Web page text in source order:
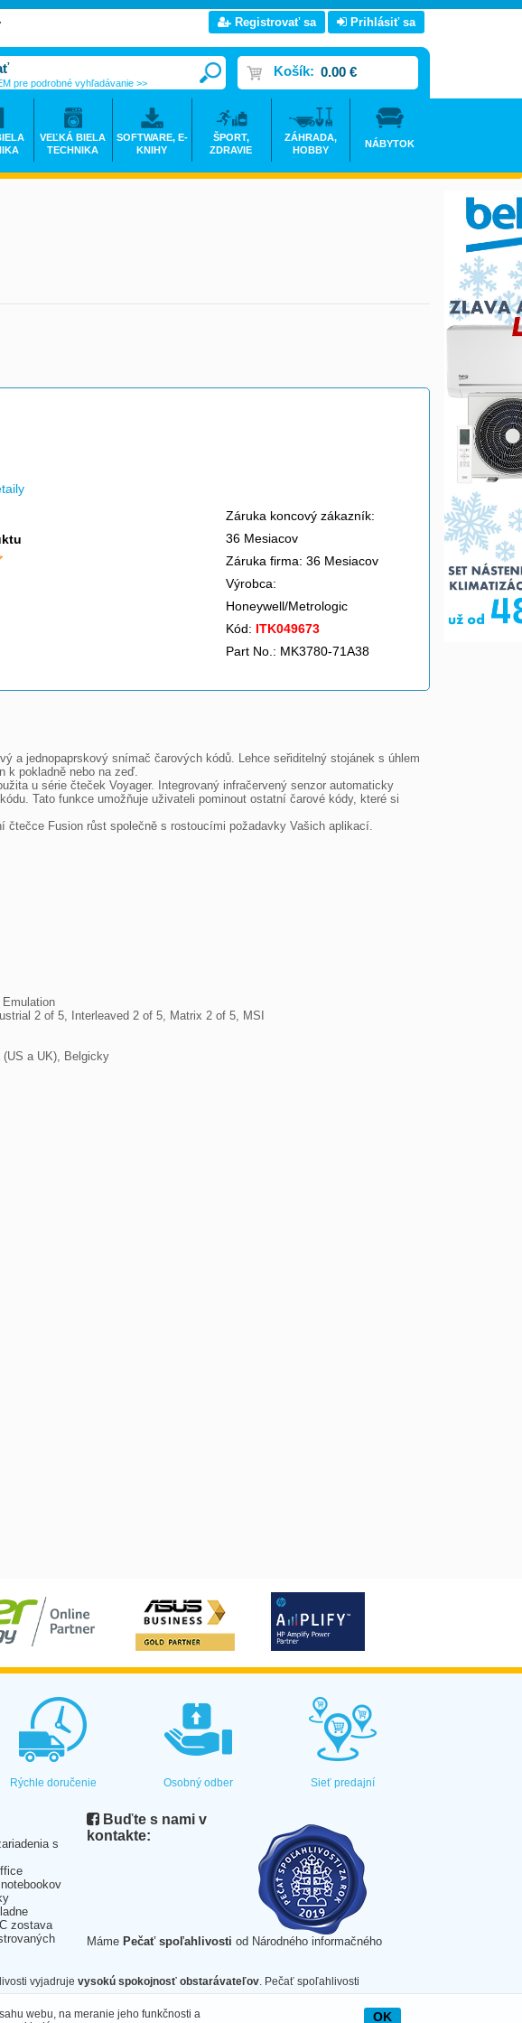
Záruka koncový zákazník:
36 Mesiacov
Záruka firma: 36 Mesiacov
Výrobca:
Honeywell/Metrologic
Kód: ITK049673
Part No.: MK3780-71A38
a jednopaprskový snímač čarových kódů. Lehce seřiditelný stojánek s úhlem
k pokladně nebo na zeď.
u série čteček Voyager. Integrovaný infračervený senzor automaticky
Tato funkce umožňuje uživateli pominout ostatní čarové kódy, které si
Fusion růst společně s rostoucími požadavky Vašich aplikací.
a UK), Belgicky
Registrovať sa Prihlásiť sa
Košík: 0.00 €
pre podrobné vyhľadávanie >>
VEĽKÁ BIELA
TECHNIKA
SOFTWARE, E-
KNIHY
ŠPORT,
ZDRAVIE
ZÁHRADA,
HOBBY
NÁBYTOK
Rýchle doručenie Osobný odber Sieť predajní
s
zostava
Buďte s nami v
kontakte:
Máme Pečať spoľahlivosti od Národného informačného
vyjadruje vysokú spokojnosť obstarávateľov. Pečať spoľahlivosti
webu, na meranie jeho funkčnosti a
OK